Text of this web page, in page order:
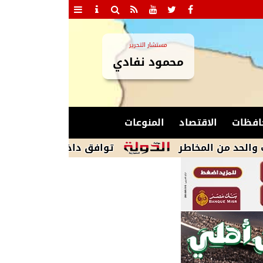
مستشار التحرير
محمود نفادي
الاقتصاد
المنوعات
توافق داخل وفد المنوفية على